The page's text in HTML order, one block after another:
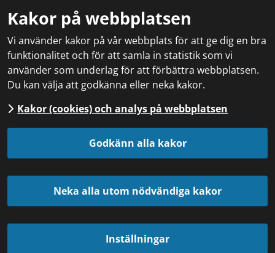
Kakor på webbplatsen
Vi använder kakor på vår webbplats för att ge dig en bra
funktionalitet och för att samla in statistik som vi
använder som underlag för att förbättra webbplatsen.
Du kan välja att godkänna eller neka kakor.
Kakor (cookies) och analys på webbplatsen
Godkänn alla kakor
Neka alla utom nödvändiga kakor
Inställningar